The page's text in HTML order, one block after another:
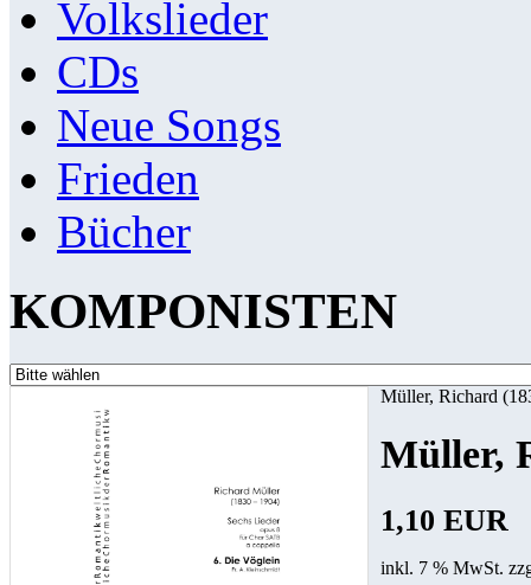
Volkslieder
CDs
Neue Songs
Frieden
Bücher
KOMPONISTEN
Müller, Richard
Müller,
1,10 EUR
inkl. 7 % MwSt.